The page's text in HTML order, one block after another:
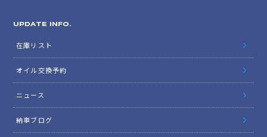
UPDATE INFO.
在庫リスト
オイル交換予約
ニュース
納車ブログ